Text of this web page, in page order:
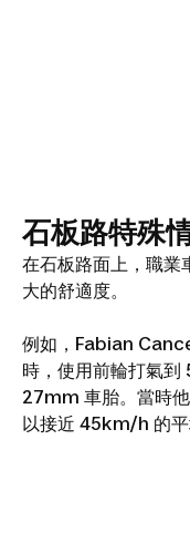
石板路特殊
在石板路面上，職
大的舒適度。
例如，Fabian
時，使用前輪打氣
27mm 車胎。當時
以接近 45km/h 的平